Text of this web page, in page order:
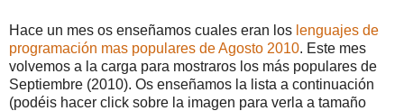
Hace un mes os enseñamos cuales eran los lenguajes de
programación mas populares de Agosto 2010. Este mes
volvemos a la carga para mostraros los más populares de
Septiembre (2010). Os enseñamos la lista a continuación
(podéis hacer click sobre la imagen para verla a tamaño